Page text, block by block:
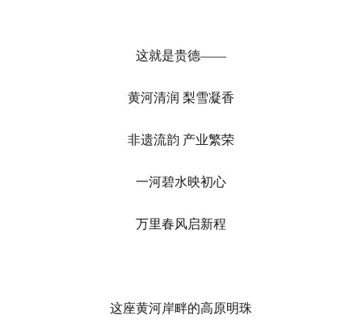
这就是贵德——
黄河清润 梨雪凝香
非遗流韵 产业繁荣
一河碧水映初心
万里春风启新程
这座黄河岸畔的高原明珠